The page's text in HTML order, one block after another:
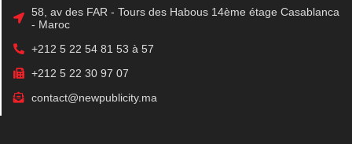
58, av des FAR - Tours des Habous 14ème étage Casablanca
- Maroc
+212 5 22 54 81 53 à 57
+212 5 22 30 97 07
contact@newpublicity.ma